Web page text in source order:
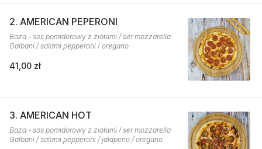
2. AMERICAN PEPERONI
Baza - sos pomidorowy z ziołami / ser mozzarella
Galbani / salami pepperoni / oregano
41,00 zł
3. AMERICAN HOT
Baza - sos pomidorowy z ziołami / ser mozzarella
Galbani / salami pepperoni / jalapeno / oregano